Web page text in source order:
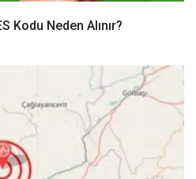
Kodu Neden Alınır?